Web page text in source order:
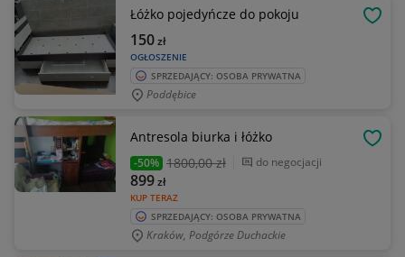
Łóżko pojedyńcze do pokoju
OGŁOSZENIE
150zł
SPRZEDAJĄCY: OSOBA PRYWATNA
Poddębice
Antresola biurka i łóżko
-50% 1800,00 zł do negocjacji
KUP TERAZ
899zł
SPRZEDAJĄCY: OSOBA PRYWATNA
Kraków, Podgórze Duchackie